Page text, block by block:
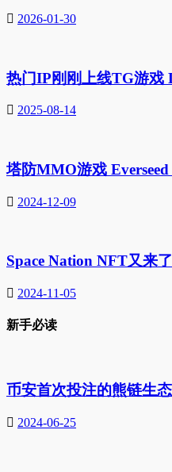
2026-01-30
热门IP刚刚上线TG游戏
2025-08-14
塔防MMO游戏
2024-12-09
Space Nation NFT又来
2024-11-05
新手必读
币安首次投注的熊链生
2024-06-25